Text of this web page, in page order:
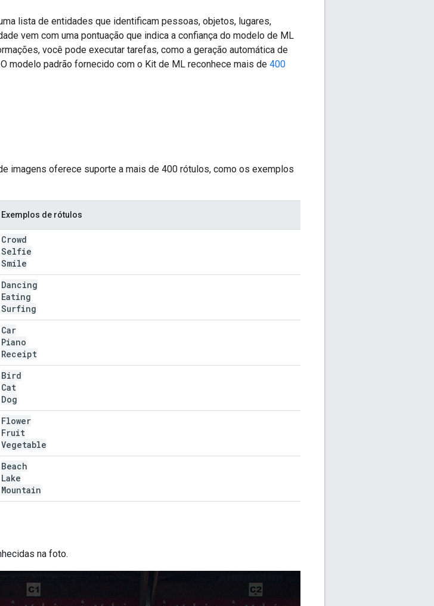
lista de entidades que identificam pessoas, objetos, lugares,
vem com uma pontuação que indica a confiança do modelo de ML
você pode executar tarefas, como a geração automática de
modelo padrão fornecido com o Kit de ML reconhece mais de 400
imagens oferece suporte a mais de 400 rótulos, como os exemplos
Exemplos de rótulos
Crowd
Selfie
Smile
Dancing
Eating
Surfing
Car
Piano
Receipt
Bird
Cat
Dog
Flower
Fruit
Vegetable
Beach
Lake
Mountain
na foto.